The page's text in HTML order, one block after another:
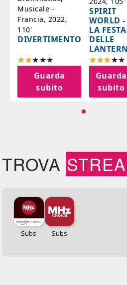
Musicale -
Francia, 2022,
110'
DIVERTIMENTO
Guarda
subito
SPIRIT
WORLD -
LA FESTA
DELLE
Guarda
subito
TROVA